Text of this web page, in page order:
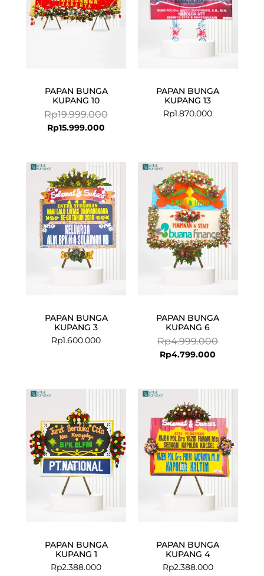
PAPAN BUNGA
KUPANG 10
Rp19.999.000
Rp15.999.000
PAPAN BUNGA
KUPANG 13
Rp1.870.000
PAPAN BUNGA
KUPANG 3
Rp1.600.000
PAPAN BUNGA
KUPANG 6
Rp4.999.000
was:
Rp4.799.000
is:
PAPAN BUNGA
KUPANG 1
Rp2.388.000
PAPAN BUNGA
KUPANG 4
Rp2.388.000